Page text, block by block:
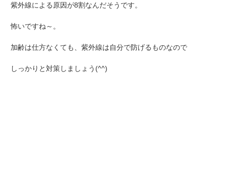
紫外線による原因が8割なんだそうです。
怖いですね～。
加齢は仕方なくても、紫外線は自分で防げるものなので
しっかりと対策しましょう(^^)